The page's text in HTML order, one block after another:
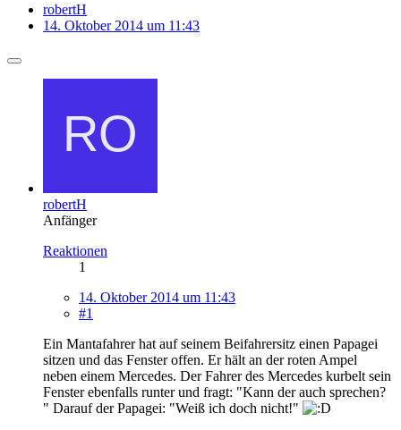
robertH
14. Oktober 2014 um 11:43
robertH
Anfänger
Reaktionen
1
14. Oktober 2014 um 11:43
#1
Ein Mantafahrer hat auf seinem Beifahrersitz einen Papagei
sitzen und das Fenster offen. Er hält an der roten Ampel
neben einem Mercedes. Der Fahrer des Mercedes kurbelt sein
Fenster ebenfalls runter und fragt: "Kann der auch sprechen?
" Darauf der Papagei: "Weiß ich doch nicht!"